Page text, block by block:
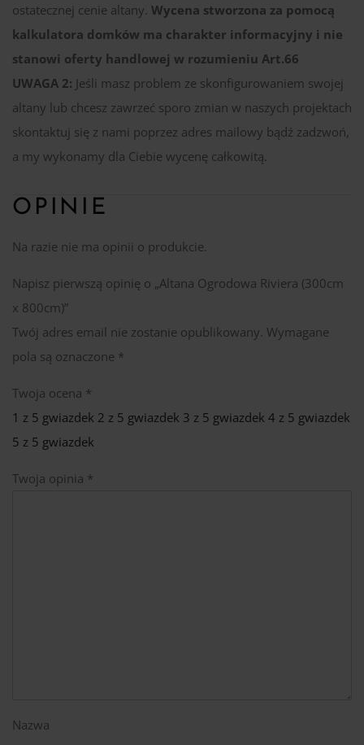
ostatecznej cenie altany. Wycena stworzona za pomocą
kalkulatora domków ma charakter informacyjny i nie
stanowi oferty handlowej w rozumieniu Art.66
UWAGA 2: Jeśli masz problem ze skonfigurowaniem swojej
altany lub chcesz zawrzeć sporo zmian w naszych projektach
skontaktuj się z nami poprzez adres mailowy bądź zadzwoń,
a my wykonamy dla Ciebie wycenę całkowitą.
OPINIE
Na razie nie ma opinii o produkcie.
Napisz pierwszą opinię o „Altana Ogrodowa Riviera (300cm
x 800cm)”
Twój adres email nie zostanie opublikowany. Wymagane
pola są oznaczone *
Twoja ocena *
1 z 5 gwiazdek 2 z 5 gwiazdek 3 z 5 gwiazdek 4 z 5 gwiazdek
5 z 5 gwiazdek
Twoja opinia *
Nazwa